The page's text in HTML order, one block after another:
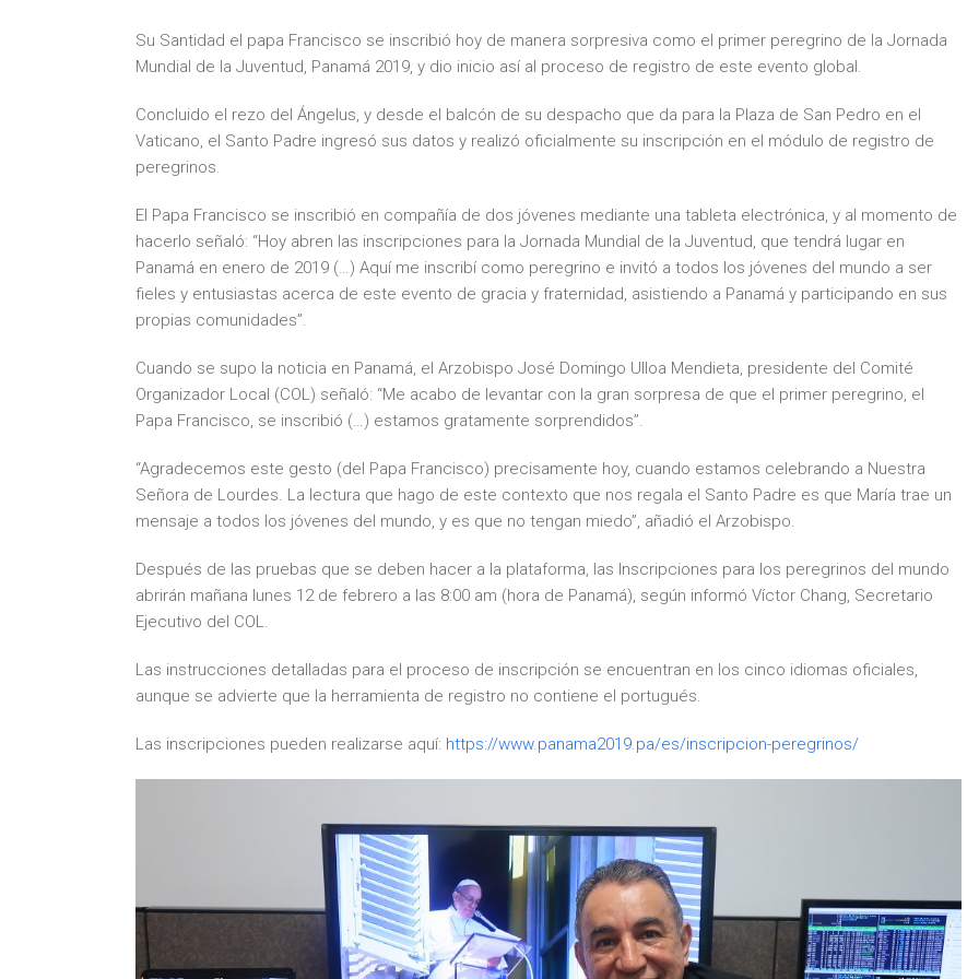
Su Santidad el papa Francisco se inscribió hoy de manera sorpresiva como el primer peregrino de la Jornada
Mundial de la Juventud, Panamá 2019, y dio inicio así al proceso de registro de este evento global.
Concluido el rezo del Ángelus, y desde el balcón de su despacho que da para la Plaza de San Pedro en el
Vaticano, el Santo Padre ingresó sus datos y realizó oficialmente su inscripción en el módulo de registro de
peregrinos.
El Papa Francisco se inscribió en compañía de dos jóvenes mediante una tableta electrónica, y al momento de
hacerlo señaló: “Hoy abren las inscripciones para la Jornada Mundial de la Juventud, que tendrá lugar en
Panamá en enero de 2019 (…) Aquí me inscribí como peregrino e invitó a todos los jóvenes del mundo a ser
fieles y entusiastas acerca de este evento de gracia y fraternidad, asistiendo a Panamá y participando en sus
propias comunidades”.
Cuando se supo la noticia en Panamá, el Arzobispo José Domingo Ulloa Mendieta, presidente del Comité
Organizador Local (COL) señaló: “Me acabo de levantar con la gran sorpresa de que el primer peregrino, el
Papa Francisco, se inscribió (…) estamos gratamente sorprendidos”.
“Agradecemos este gesto (del Papa Francisco) precisamente hoy, cuando estamos celebrando a Nuestra
Señora de Lourdes. La lectura que hago de este contexto que nos regala el Santo Padre es que María trae un
mensaje a todos los jóvenes del mundo, y es que no tengan miedo”, añadió el Arzobispo.
Después de las pruebas que se deben hacer a la plataforma, las Inscripciones para los peregrinos del mundo
abrirán mañana lunes 1 2 de febrero a las 8:00 am (hora de Panamá), según informó Víctor Chang, Secretario
Ejecutivo del COL.
Las instrucciones detalladas para el proceso de inscripción se encuentran en los cinco idiomas oficiales,
aunque se advierte que la herramienta de registro no contiene el portugués.
Las inscripciones pueden realizarse aquí: https://www.panama2019.pa/es/inscripcion-peregrinos/